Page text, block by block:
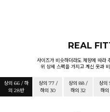
REAL
사이즈가 비슷하더라도 체향에 따라
위 상세 스펙을 가지고 계신 옷과
상의 66 / 하
의 28반
상의 77 /
하의 30
상의 88 /
하의 32
상의
하